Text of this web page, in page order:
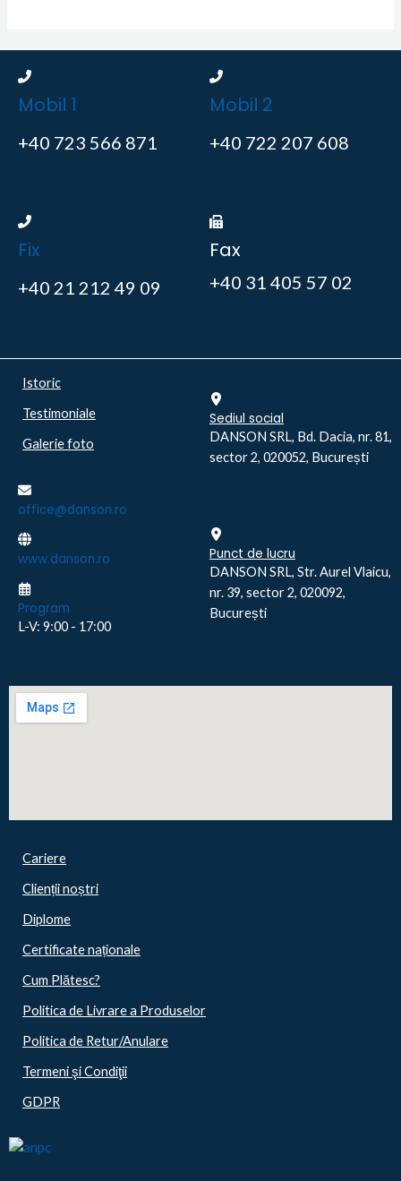
Mobil 1
+40 723 566 871
Mobil 2
+40 722 207 608
Fix
+40 21 212 49 09
Fax
+40 31 405 57 02
Istoric
Testimoniale
Galerie foto
office@danson.ro
www.danson.ro
Program
L-V: 9:00 - 17:00
Sediul social
DANSON SRL, Bd. Dacia, nr. 81,
sector 2, 020052, București
Punct de lucru
DANSON SRL, Str. Aurel Vlaicu,
nr. 39, sector 2, 020092,
București
Cariere
Clienții noștri
Diplome
Certificate naționale
Cum Plătesc?
Politica de Livrare a Produselor
Politica de Retur/Anulare
Termeni şi Condiţii
GDPR